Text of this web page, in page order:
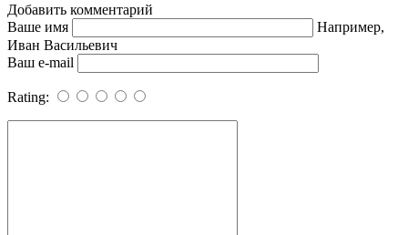
Добавить комментарий
Ваше имя
Например,
Иван Васильевич
Ваш e-mail
Rating: